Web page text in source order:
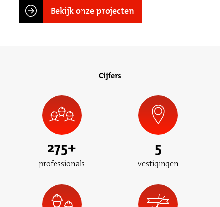
Bekijk onze projecten
Cijfers
275+
professionals
5
vestigingen